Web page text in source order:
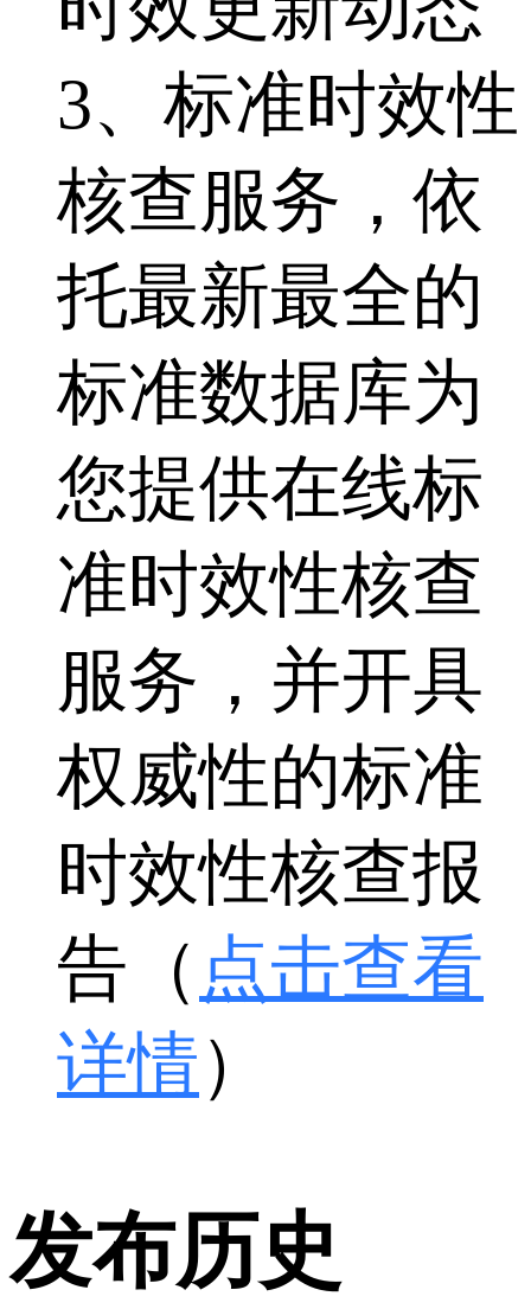
3、标准时效性
核查服务，依
托最新最全的
标准数据库为
您提供在线标
准时效性核查
服务，并开具
权威性的标准
时效性核查报
告（ 点击查看
详情）
发布历史